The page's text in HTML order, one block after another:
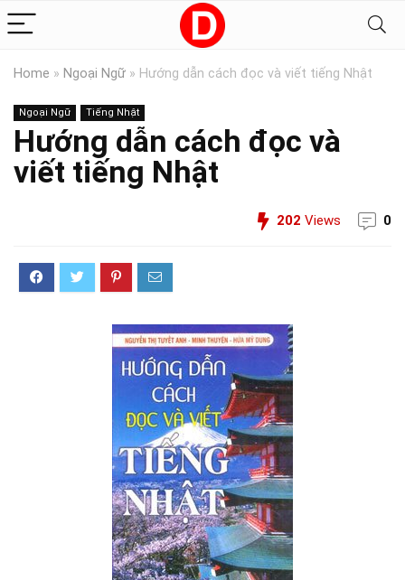
Home » Ngoại Ngữ » Hướng dẫn cách đọc và viết tiếng Nhật
Ngoại Ngữ Tiếng Nhật
Hướng dẫn cách đọc và
viết tiếng Nhật
202 Views 0